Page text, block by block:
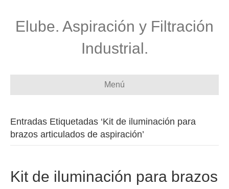
Elube. Aspiración y Filtración
Industrial.
Menú
Entradas Etiquetadas ‘Kit de iluminación para
brazos articulados de aspiración’
Kit de iluminación para brazos